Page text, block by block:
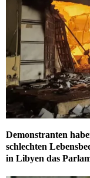
Demonstranten
schlechten
in Libyen das